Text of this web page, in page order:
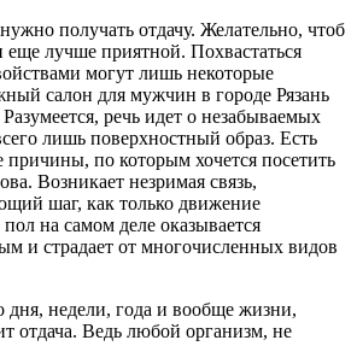
получать отдачу. Желательно, чтоб
еще лучше приятной. Похвастаться
могут лишь некоторые
салон для мужчин в городе Рязань
речь идет о незабываемых
лишь поверхностный образ. Есть
по которым хочется посетить
Возникает незримая связь,
шаг, как только движение
на самом деле оказывается
и страдает от многочисленных видов
дня, недели, года и вообще жизни,
отдача. Ведь любой организм, не